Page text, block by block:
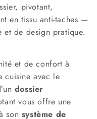
pivotant,
en tissu anti-taches —
et de design pratique.
et de confort à
cuisine avec le
dossier
vous offre une
son système de